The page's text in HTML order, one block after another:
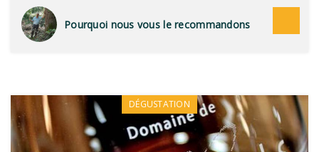
Pourquoi nous vous le recommandons
DÉGUSTATION